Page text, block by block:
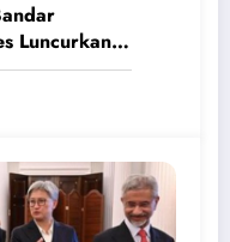
Luncurkan